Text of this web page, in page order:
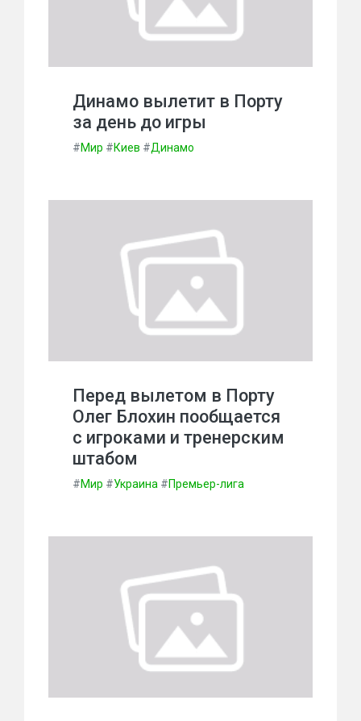
Динамо вылетит в Порту
за день до игры
#Мир #Киев #Динамо
Перед вылетом в Порту
Олег Блохин пообщается
с игроками и тренерским
штабом
#Мир #Украина #Премьер-лига